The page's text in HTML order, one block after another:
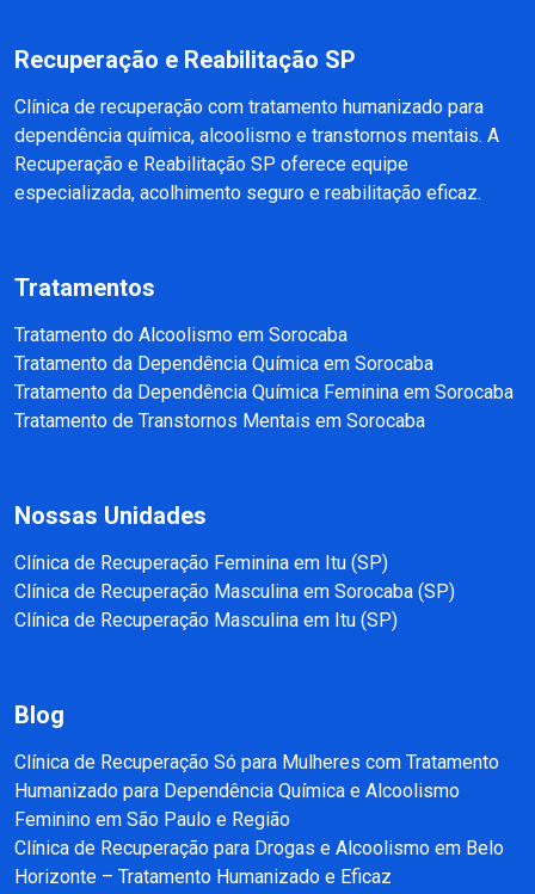
Recuperação e Reabilitação SP
Clínica de recuperação com tratamento humanizado para
dependência química, alcoolismo e transtornos mentais. A
Recuperação e Reabilitação SP oferece equipe
especializada, acolhimento seguro e reabilitação eficaz.
Tratamentos
Tratamento do Alcoolismo em Sorocaba
Tratamento da Dependência Química em Sorocaba
Tratamento da Dependência Química Feminina em Sorocaba
Tratamento de Transtornos Mentais em Sorocaba
Nossas Unidades
Clínica de Recuperação Feminina em Itu (SP)
Clínica de Recuperação Masculina em Sorocaba (SP)
Clínica de Recuperação Masculina em Itu (SP)
Blog
Clínica de Recuperação Só para Mulheres com Tratamento
Humanizado para Dependência Química e Alcoolismo
Feminino em São Paulo e Região
Clínica de Recuperação para Drogas e Alcoolismo em Belo
Horizonte – Tratamento Humanizado e Eficaz